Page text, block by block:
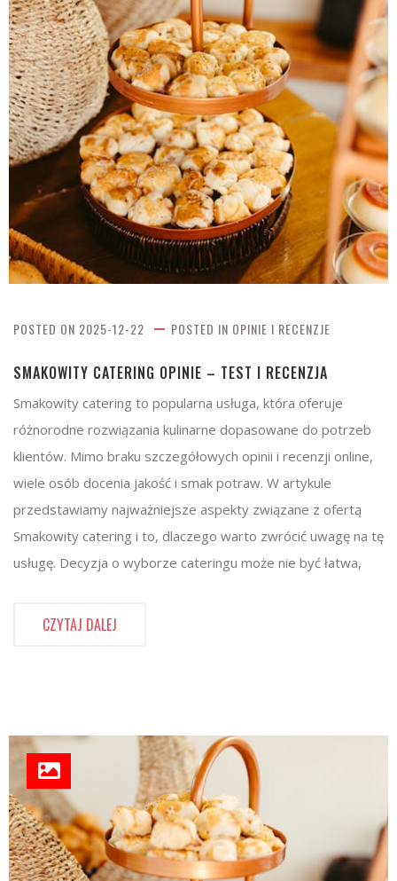
POSTED ON 2025-12-22 POSTED IN OPINIE I RECENZJE
SMAKOWITY CATERING OPINIE – TEST I RECENZJA
Smakowity catering to popularna usługa, która oferuje
różnorodne rozwiązania kulinarne dopasowane do potrzeb
klientów. Mimo braku szczegółowych opinii i recenzji online,
wiele osób docenia jakość i smak potraw. W artykule
przedstawiamy najważniejsze aspekty związane z ofertą
Smakowity catering i to, dlaczego warto zwrócić uwagę na tę
usługę. Decyzja o wyborze cateringu może nie być łatwa,
CZYTAJ DALEJ